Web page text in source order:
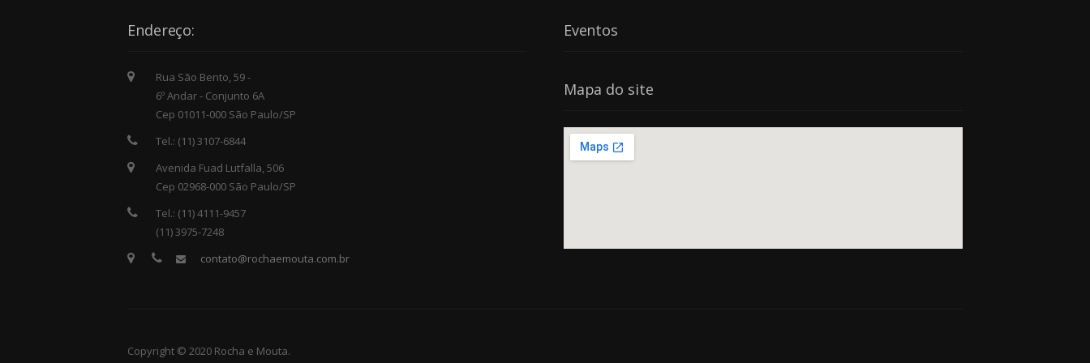
Endereço:
Rua São Bento, 59 -
6º Andar - Conjunto 6A
Cep 01011-000 São Paulo/SP
Tel.: (11) 3107-6844
Avenida Fuad Lutfalla, 506
Cep 02968-000 São Paulo/SP
Tel.: (11) 4111-9457
(11) 3975-7248
contato@rochaemouta.com.br
Eventos
Mapa do site
Copyright © 2020 Rocha e Mouta.